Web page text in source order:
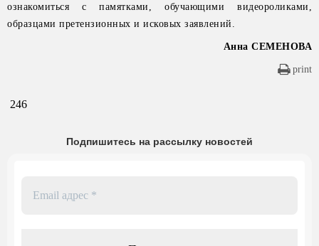
ознакомиться с памятками, обучающими видеороликами,
образцами претензионных и исковых заявлений.
Анна СЕМЕНОВА
print
246
Подпишитесь на рассылку новостей